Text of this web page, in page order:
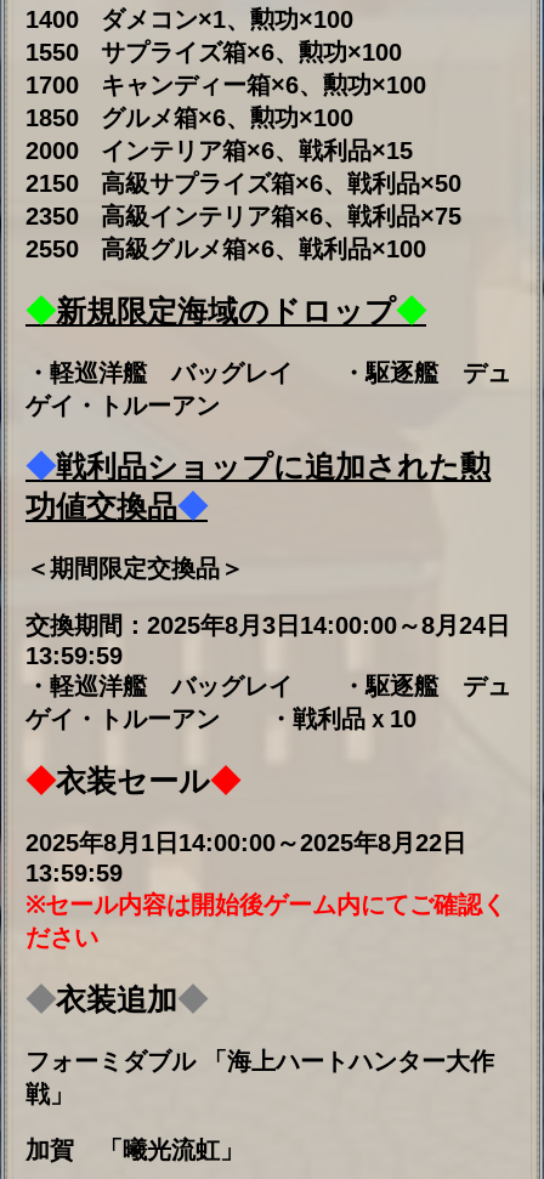
◆期間限定販売 ◆
1.限定海域指輪セット
時間：2025年8月1日14:00:00～2025年8月22
日13:59:59
回数：一回のみ
価格：1000ダイヤ
内容：誓約の指輪×2、ボーキサイト×1000
2. 限定海域資源セット
時間：2025年8月1日14:00:00～2025年8月22
日13:59:59
価格：500ダイヤ
×3000、ボーキ×3000、 高速修復材×25
3. 限定海域修復セット
時間：2025年8月1日14:00:00～2025年8月22
日13:59:59
回数：一日一回
価格：300ダイヤ
内容：ダメコン×1、高速修復材×20
4. 限定海域アイテムセット
時間：2025年8月1日14:00:00～2025年8月22
回数：一日一回
価格：500ダイヤ
内容：戦利品×50、高速修復材×20
5. 限定海域改造セット（駆逐）
日13:59:59
回数：一日一回
内容：駆逐改造コア×10
6. 限定海域改造セット（巡洋）
時間：2025年8月1日14:00:00～2025年8月22
日13:59:59
回数：一日一回
内容：巡洋改造コア×10
時間：2025年8月1日14:00:00～2025年8月22
日13:59:59
回数：一日一回
内容：戦艦改造コア×10